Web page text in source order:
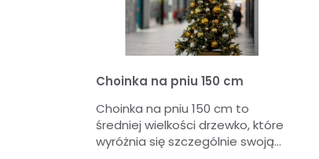
Choinka na pniu 150 cm
Choinka na pniu 150 cm to
średniej wielkości drzewko, które
wyróżnia się szczególnie swoją...